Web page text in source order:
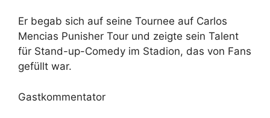
Er begab sich auf seine Tournee auf Carlos
Mencias Punisher Tour und zeigte sein Talent
für Stand-up-Comedy im Stadion, das von Fans
gefüllt war.
Gastkommentator